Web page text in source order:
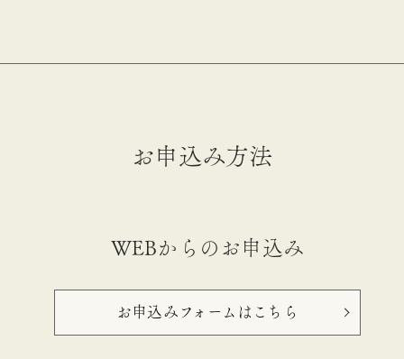
お申込み方法
WEBからのお申込み
お申込みフォームはこちら